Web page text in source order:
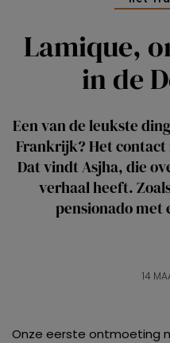
Lamique,
in de
Een van de leukste
Frankrijk? Het
Dat vindt Asjha, die
verhaal heeft.
pensionado met
14
Onze eerste ontmoeting